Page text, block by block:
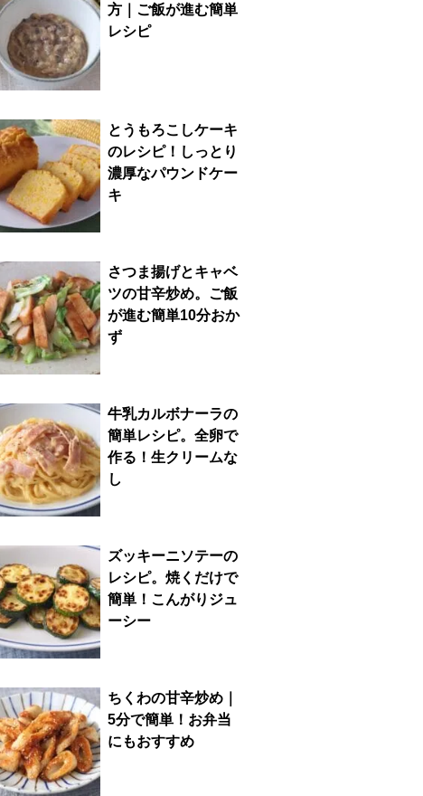
方｜ご飯が進む簡単
レシピ
とうもろこしケーキ
のレシピ！しっとり
濃厚なパウンドケー
キ
さつま揚げとキャベ
ツの甘辛炒め。ご飯
が進む簡単10分おか
ず
牛乳カルボナーラの
簡単レシピ。全卵で
作る！生クリームな
し
ズッキーニソテーの
レシピ。焼くだけで
簡単！こんがりジュ
ーシー
ちくわの甘辛炒め｜
5分で簡単！お弁当
にもおすすめ